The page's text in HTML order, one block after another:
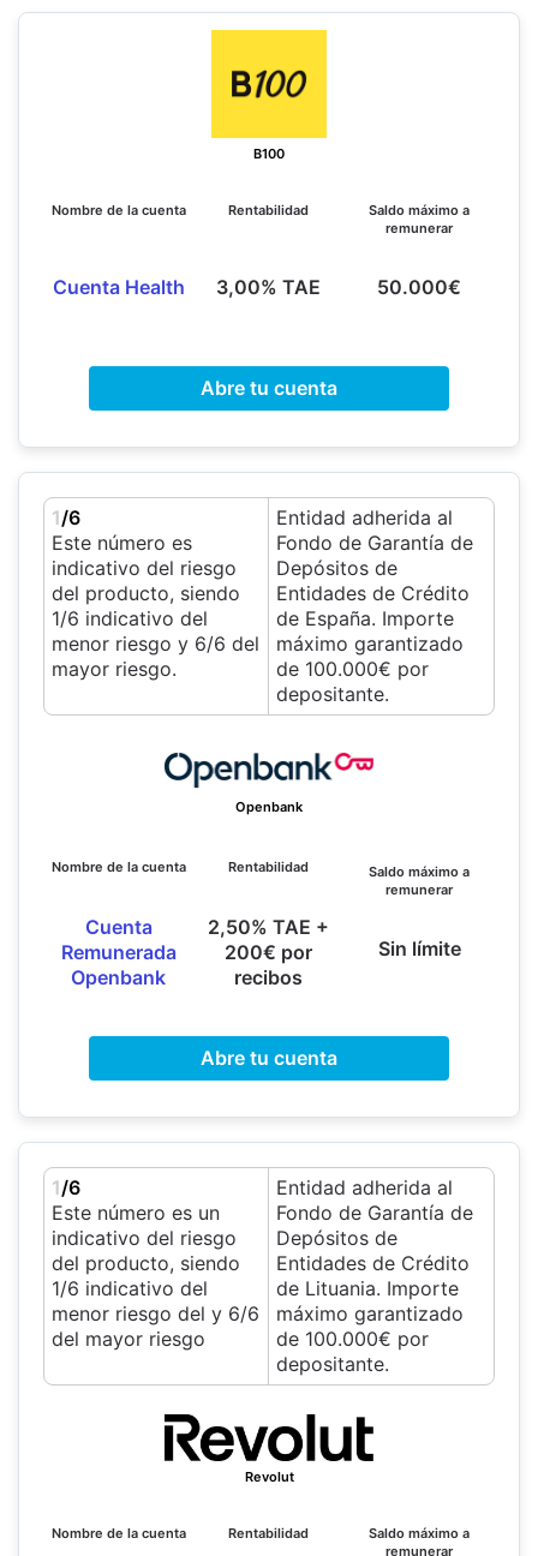
B100
Nombre de la cuenta
Cuenta Health
Rentabilidad
3,00% TAE
Saldo máximo a
remunerar
50.000€
Abre tu cuenta
1/6
Este número es
indicativo del riesgo
del producto, siendo
1/6 indicativo del
menor riesgo y 6/6 del
mayor riesgo.
Entidad adherida al
Fondo de Garantía de
Depósitos de
Entidades de Crédito
de España. Importe
máximo garantizado
de 100.000€ por
depositante.
Openbank
Nombre de la cuenta
Cuenta
Remunerada
Openbank
Rentabilidad
2,50% TAE +
200€ por
recibos
Saldo máximo a
remunerar
Sin límite
Abre tu cuenta
1/6
Este número es un
indicativo del riesgo
del producto, siendo
1/6 indicativo del
menor riesgo del y 6/6
del mayor riesgo
Entidad adherida al
Fondo de Garantía de
Depósitos de
Entidades de Crédito
de Lituania. Importe
máximo garantizado
de 100.000€ por
depositante.
Revolut
Nombre de la cuenta Rentabilidad
Saldo máximo a
remunerar